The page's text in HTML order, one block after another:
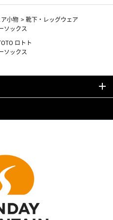
小物 >靴下・レッグウェア
ソックス
ロトト
ソックス